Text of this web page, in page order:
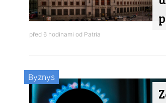
před 6 hodinami od Patria
Byznys